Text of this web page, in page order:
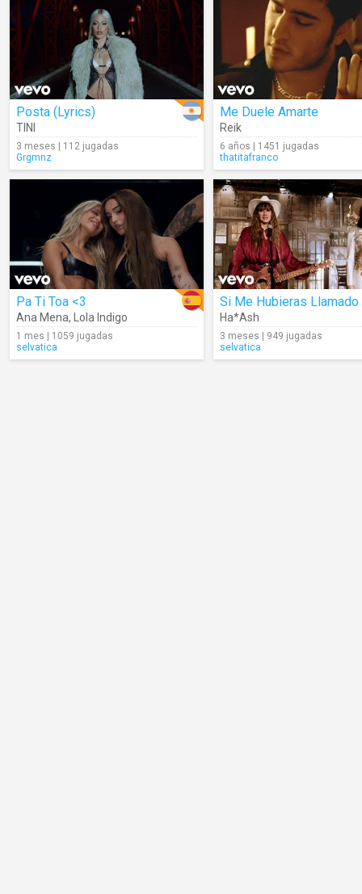
Posta (Lyrics)
TINI
3 meses | 112 jugadas
Grgmnz
Me Duele Amarte
Reik
6 años | 1451 jugadas
thatitafranco
Pa Ti Toa <3
Ana Mena, Lola Indigo
1 mes | 1059 jugadas
selvatica
Ha*Ash
3 meses | 949 jugadas
selvatica